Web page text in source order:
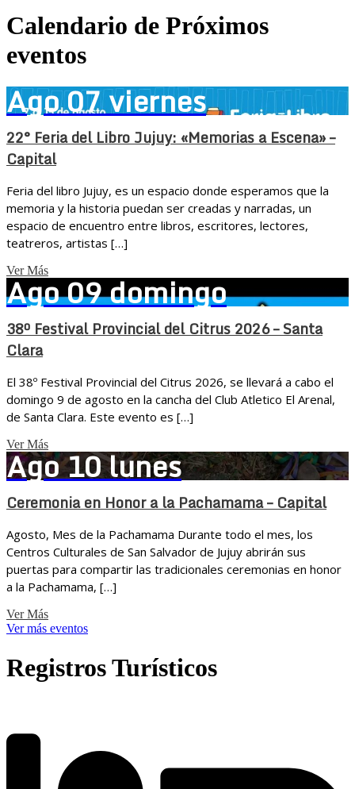
Calendario de Próximos
eventos
Ago07viernes
22° Feria del Libro Jujuy: «Memorias a Escena» –
Capital
Feria del libro Jujuy, es un espacio donde esperamos que la
memoria y la historia puedan ser creadas y narradas, un
espacio de encuentro entre libros, escritores, lectores,
teatreros, artistas […]
Ver Más
Ago09domingo
38º Festival Provincial del Citrus 2026 – Santa
Clara
El 38º Festival Provincial del Citrus 2026, se llevará a cabo el
domingo 9 de agosto en la cancha del Club Atletico El Arenal,
de Santa Clara. Este evento es […]
Ver Más
Ago10lunes
Ceremonia en Honor a la Pachamama – Capital
Agosto, Mes de la Pachamama Durante todo el mes, los
Centros Culturales de San Salvador de Jujuy abrirán sus
puertas para compartir las tradicionales ceremonias en honor
a la Pachamama, […]
Ver Más
Ver más eventos
Registros Turísticos